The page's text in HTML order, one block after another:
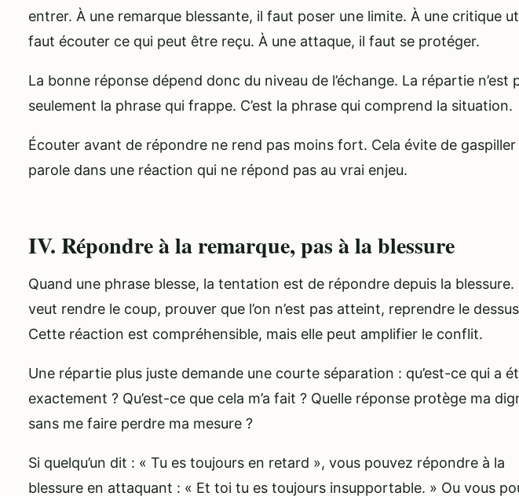
entrer. À une remarque blessante, il faut poser une limite. À une critique
faut écouter ce qui peut être reçu. À une attaque, il faut se protéger.
La bonne réponse dépend donc du niveau de l’échange. La répartie n’est
seulement la phrase qui frappe. C’est la phrase qui comprend la situation.
Écouter avant de répondre ne rend pas moins fort. Cela évite de gaspiller
parole dans une réaction qui ne répond pas au vrai enjeu.
IV. Répondre à la remarque, pas à la blessure
Quand une phrase blesse, la tentation est de répondre depuis la blessure.
veut rendre le coup, prouver que l’on n’est pas atteint, reprendre le
Cette réaction est compréhensible, mais elle peut amplifier le conflit.
Une répartie plus juste demande une courte séparation : qu’est-ce qui a
exactement ? Qu’est-ce que cela m’a fait ? Quelle réponse protège ma
sans me faire perdre ma mesure ?
Si quelqu’un dit : « Tu es toujours en retard », vous pouvez répondre à la
blessure en attaquant : « Et toi tu es toujours insupportable. » Ou vous